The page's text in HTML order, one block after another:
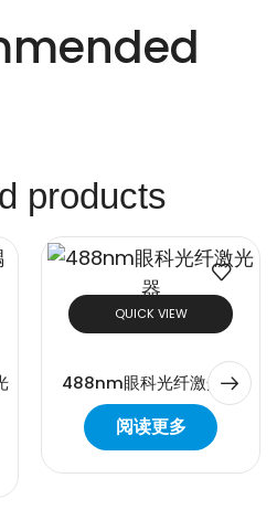
光解决方
。
products
QUICK VIEW
488nm眼科光纤激光器
阅读更多